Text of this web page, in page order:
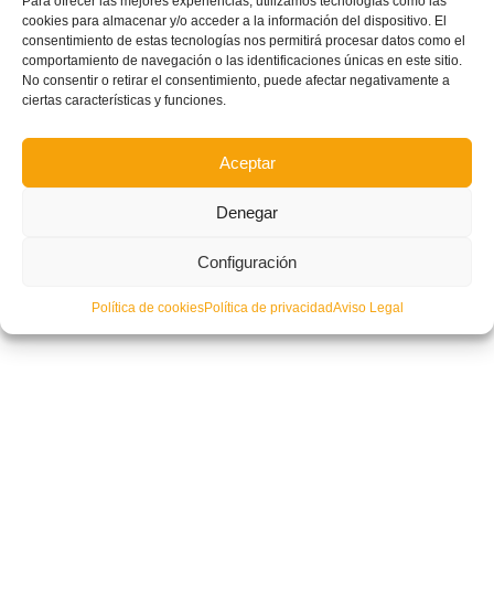
cookies para almacenar y/o acceder a la información del dispositivo. El
consentimiento de estas tecnologías nos permitirá procesar datos como el
comportamiento de navegación o las identificaciones únicas en este sitio.
No consentir o retirar el consentimiento, puede afectar negativamente a
ciertas características y funciones.
Aceptar
Denegar
Configuración
Política de cookiesPolítica de privacidadAviso Legal
verano de 2018, debiendo adelantarse los relojes de las 2:00 a las 3:00 horas.